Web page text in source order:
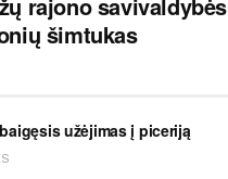
šimtukas
užėjimas į piceriją